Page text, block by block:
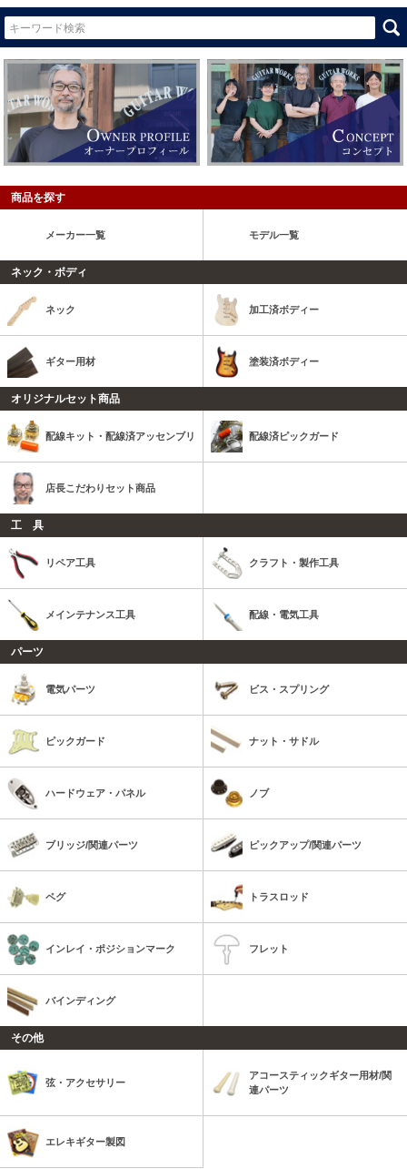
商品を探す
メーカー一覧 モデル一覧
ネック・ボディ
ネック 加工済ボディー
ギター用材 塗装済ボディー
オリジナルセット商品
配線キット・配線済アッセンブリ 配線済ピックガード
店長こだわりセット商品
工 具
リペア工具 クラフト・製作工具
メインテナンス工具 配線・電気工具
パーツ
電気パーツ ビス・スプリング
ピックガード ナット・サドル
ハードウェア・パネル ノブ
ブリッジ/関連パーツ ピックアップ/関連パーツ
ペグ トラスロッド
インレイ・ポジションマーク フレット
バインディング
その他
弦・アクセサリー
アコースティックギター用材/関
連パーツ
エレキギター製図